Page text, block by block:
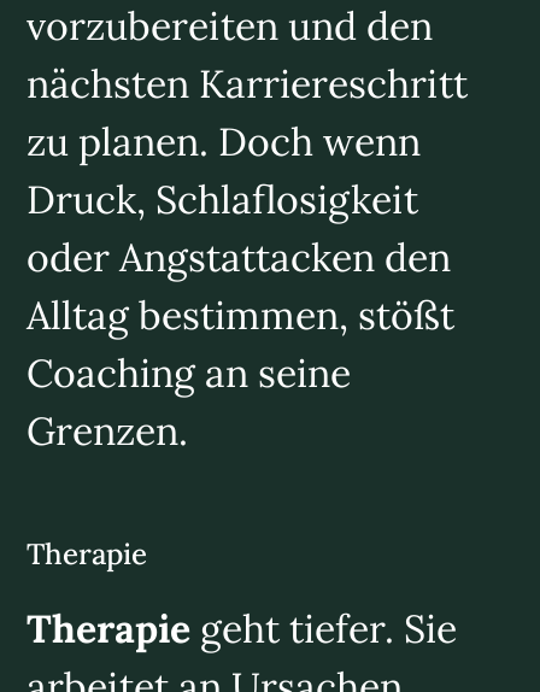
vorzubereiten und den
nächsten Karriereschritt
zu planen. Doch wenn
Druck, Schlaflosigkeit
oder Angstattacken den
Alltag bestimmen, stößt
Coaching an seine
Grenzen.
Therapie
Therapie geht tiefer. Sie